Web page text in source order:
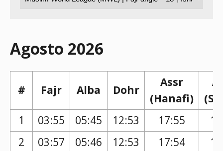
Agosto 2026
# Fajr Alba Dohr
Assr
(Hanafi)
1
03:55 05:45 12:53 17:55
2
03:57 05:46 12:53 17:54